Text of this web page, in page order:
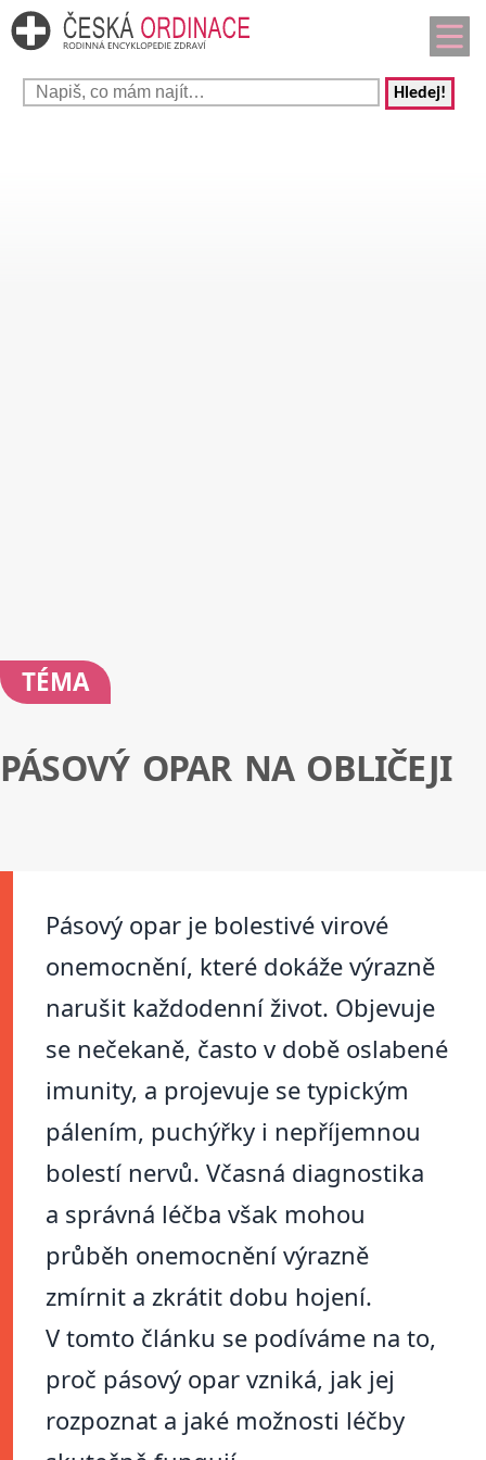
Hledej!
TÉMA
PÁSOVÝ OPAR NA OBLIČEJI
Pásový opar je bolestivé virové
onemocnění, které dokáže výrazně
narušit každodenní život. Objevuje
se nečekaně, často v době oslabené
imunity, a projevuje se typickým
pálením, puchýřky i nepříjemnou
bolestí nervů. Včasná diagnostika
a správná léčba však mohou
průběh onemocnění výrazně
zmírnit a zkrátit dobu hojení.
V tomto článku se podíváme na to,
proč pásový opar vzniká, jak jej
rozpoznat a jaké možnosti léčby